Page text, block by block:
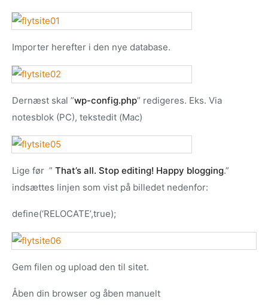
Importer herefter i den nye database.
Dernæst skal ”wp-config.php” redigeres. Eks. Via
notesblok (PC), tekstedit (Mac)
Lige før ” That’s all. Stop editing! Happy blogging.”
indsættes linjen som vist på billedet nedenfor:
define(‘RELOCATE’,true);
Gem filen og upload den til sitet.
Åben din browser og åben manuelt